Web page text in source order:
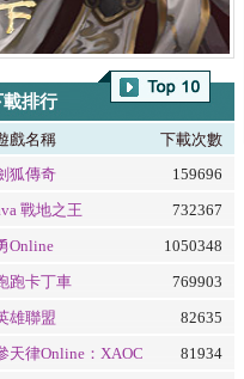
排行
戲名稱
下載次數
狐傳奇
159696
戰地之王
732367
Online
1050348
跑卡丁車
769903
雄聯盟
82635
天律Online：XAOC
81934